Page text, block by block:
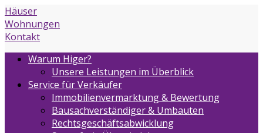
Häuser
Wohnungen
Kontakt
Warum Higer?
Unsere Leistungen im Überblick
Service für Verkäufer
Immobilienvermarktung & Bewertung
Bausachverständiger & Umbauten
Rechtsgeschäftsabwicklung